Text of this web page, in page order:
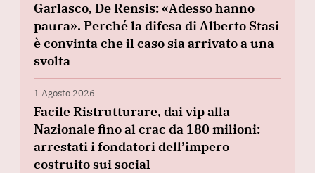
Garlasco, De Rensis: «Adesso hanno
paura». Perché la difesa di Alberto Stasi
è convinta che il caso sia arrivato a una
svolta
1 Agosto 2026
Facile Ristrutturare, dai vip alla
Nazionale fino al crac da 180 milioni:
arrestati i fondatori dell’impero
costruito sui social